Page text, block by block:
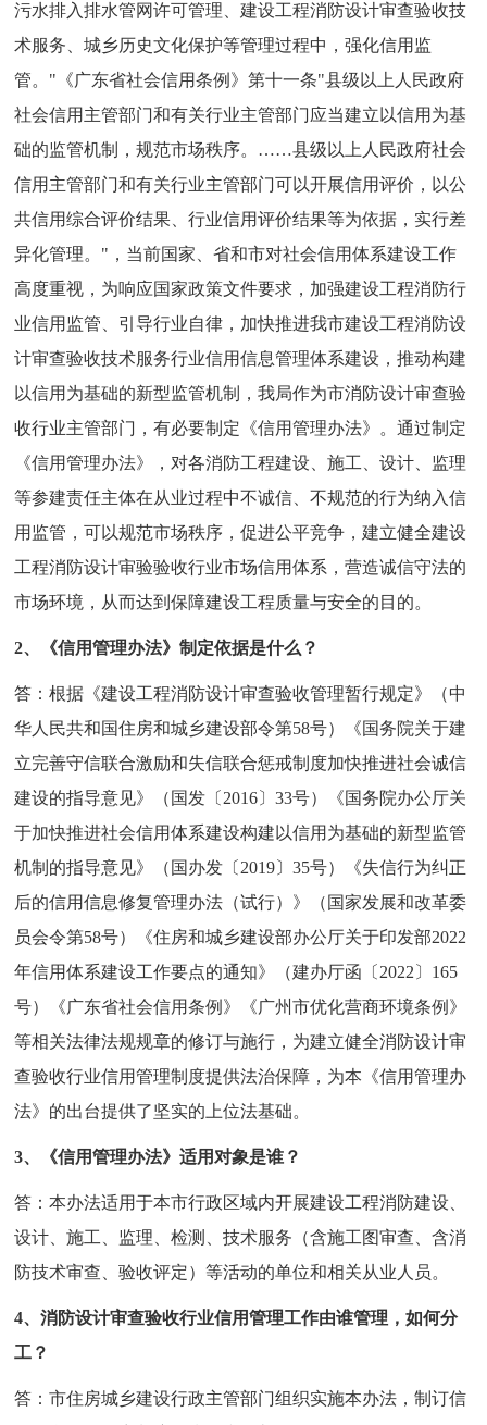
污水排入排水管网许可管理、建设工程消防设计审查验收技
术服务、城乡历史文化保护等管理过程中，强化信用监
管。"《广东省社会信用条例》第十一条"县级以上人民政府
社会信用主管部门和有关行业主管部门应当建立以信用为基
础的监管机制，规范市场秩序。……县级以上人民政府社会
信用主管部门和有关行业主管部门可以开展信用评价，以公
共信用综合评价结果、行业信用评价结果等为依据，实行差
异化管理。"，当前国家、省和市对社会信用体系建设工作
高度重视，为响应国家政策文件要求，加强建设工程消防行
业信用监管、引导行业自律，加快推进我市建设工程消防设
计审查验收技术服务行业信用信息管理体系建设，推动构建
以信用为基础的新型监管机制，我局作为市消防设计审查验
收行业主管部门，有必要制定《信用管理办法》。通过制定
《信用管理办法》，对各消防工程建设、施工、设计、监理
等参建责任主体在从业过程中不诚信、不规范的行为纳入信
用监管，可以规范市场秩序，促进公平竞争，建立健全建设
工程消防设计审验验收行业市场信用体系，营造诚信守法的
市场环境，从而达到保障建设工程质量与安全的目的。
2、《信用管理办法》制定依据是什么？
答：根据《建设工程消防设计审查验收管理暂行规定》（中
华人民共和国住房和城乡建设部令第58号）《国务院关于建
立完善守信联合激励和失信联合惩戒制度加快推进社会诚信
建设的指导意见》（国发〔2016〕33号）《国务院办公厅关
于加快推进社会信用体系建设构建以信用为基础的新型监管
机制的指导意见》（国办发〔2019〕35号）《失信行为纠正
后的信用信息修复管理办法（试行）》（国家发展和改革委
员会令第58号）《住房和城乡建设部办公厅关于印发部2022
年信用体系建设工作要点的通知》（建办厅函〔2022〕165
号）《广东省社会信用条例》《广州市优化营商环境条例》
等相关法律法规规章的修订与施行，为建立健全消防设计审
查验收行业信用管理制度提供法治保障，为本《信用管理办
法》的出台提供了坚实的上位法基础。
3、《信用管理办法》适用对象是谁？
答：本办法适用于本市行政区域内开展建设工程消防建设、
设计、施工、监理、检测、技术服务（含施工图审查、含消
防技术审查、验收评定）等活动的单位和相关从业人员。
4、消防设计审查验收行业信用管理工作由谁管理，如何分
工？
答：市住房城乡建设行政主管部门组织实施本办法，制订信